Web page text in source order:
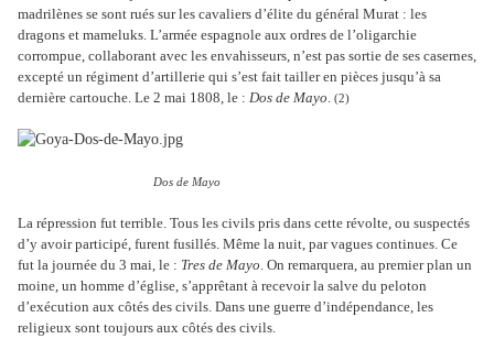
madrilènes se sont rués sur les cavaliers d’élite du général Murat : les
dragons et mameluks. L’armée espagnole aux ordres de l’oligarchie
corrompue, collaborant avec les envahisseurs, n’est pas sortie de ses casernes,
excepté un régiment d’artillerie qui s’est fait tailler en pièces jusqu’à sa
dernière cartouche. Le 2 mai 1808, le : Dos de Mayo. (2)
Dos de Mayo
La répression fut terrible. Tous les civils pris dans cette révolte, ou suspectés
d’y avoir participé, furent fusillés. Même la nuit, par vagues continues. Ce
fut la journée du 3 mai, le : Tres de Mayo. On remarquera, au premier plan un
moine, un homme d’église, s’apprêtant à recevoir la salve du peloton
d’exécution aux côtés des civils. Dans une guerre d’indépendance, les
religieux sont toujours aux côtés des civils.